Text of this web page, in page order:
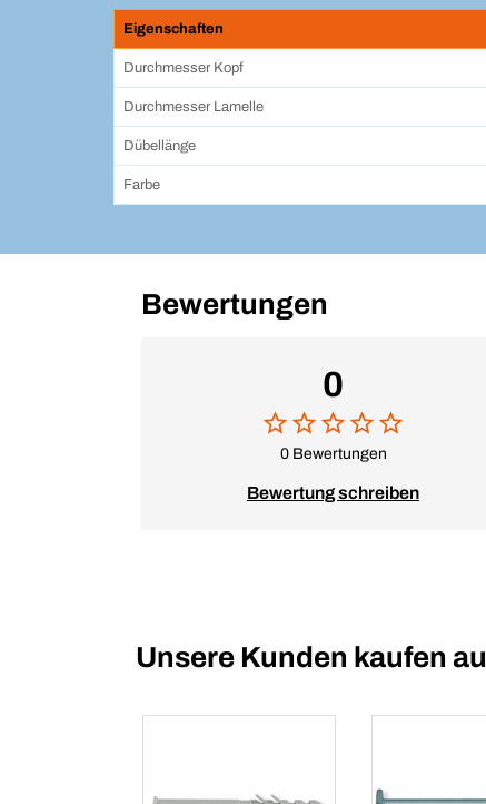
Eigenschaften
Durchmesser Kopf
Durchmesser Lamelle
Dübellänge
Farbe
Bewertungen
0
0 Bewertungen
Bewertung schreiben
Unsere Kunden kaufen